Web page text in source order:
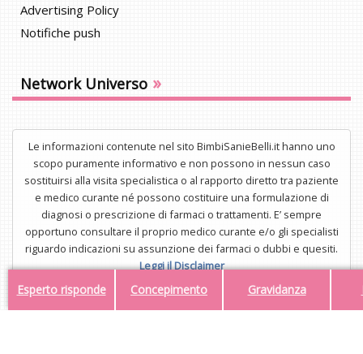
Esperto risponde Concepimento Gravidanza
Advertising Policy
Notifiche push
Network Universo »
Le informazioni contenute nel sito BimbiSanieBelli.it hanno uno
scopo puramente informativo e non possono in nessun caso
sostituirsi alla visita specialistica o al rapporto diretto tra paziente
e medico curante né possono costituire una formulazione di
diagnosi o prescrizione di farmaci o trattamenti. E’ sempre
opportuno consultare il proprio medico curante e/o gli specialisti
riguardo indicazioni su assunzione dei farmaci o dubbi e quesiti.
Leggi il Disclaimer
UNISTAR Srl - Corso di Porta Nuova 3/A, 20121, Milano - P.IVA